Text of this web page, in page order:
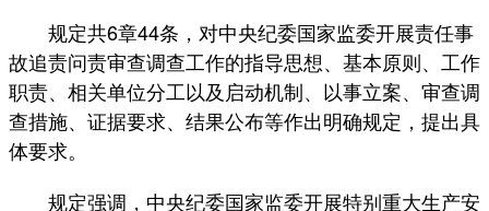
规定共6章44条，对中央纪委国家监委开展责任事
故追责问责审查调查工作的指导思想、基本原则、工作
职责、相关单位分工以及启动机制、以事立案、审查调
查措施、证据要求、结果公布等作出明确规定，提出具
体要求。
规定强调，中央纪委国家监委开展特别重大生产安